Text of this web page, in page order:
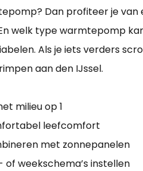
Dan profiteer je van
welk type warmtepomp
Als je iets verders
aan den IJssel.
milieu op 1
leefcomfort
met zonnepanelen
of weekschema’s instellen